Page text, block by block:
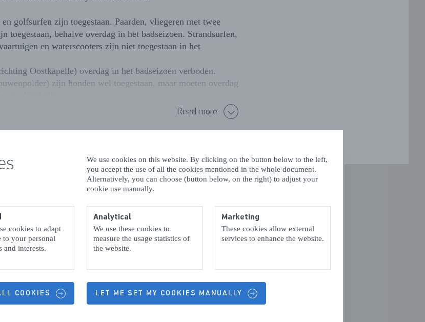
We use cookies on this website. By clicking on the button below to the left,
you accept the use of all the cookies mentioned in the whole document.
Alternatively, you can choose (button below, on the right) to adjust your
cookie use manually.
cookies to adapt
to your personal
and interests.
Analytical
We use these cookies to
measure the usage statistics of
the website.
Marketing
These cookies allow external
services to enhance the website.
COOKIES LET ME SET MY COOKIES MANUALLY
golfsurfen zijn toegestaan. Paarden, vliegeren met twee
toegestaan, behalve overdag in het badseizoen. Strandsurfen,
en waterscooters zijn niet toegestaan in het
Oostkapelle) overdag in het badseizoen verboden.
zijn honden wel toegestaan, maar moeten overdag
Read more